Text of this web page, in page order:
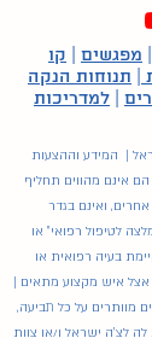
מפגשים
קו
תנוחות הנקה
למדריכות
| המידע וההצעות
אינם מהווים תחליף
ואינם בגדר
לטיפול רפואי" או
בעיה רפואית או
איש מקצוע מתאים |
על כל תביעה,
לצ'ה ישראל ו/או צוות